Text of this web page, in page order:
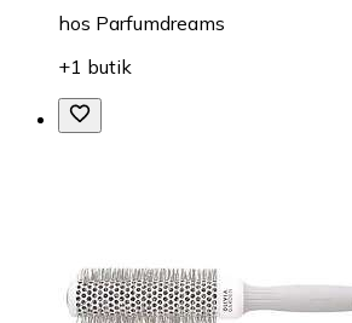
hos Parfumdreams
+1 butik